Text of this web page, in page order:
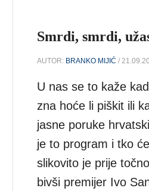
Smrdi, smrdi,
AUTOR: BRANKO MIJIĆ /
U nas se to kaže
zna hoće li piškit ili
jasne poruke
je to program i tko
slikovito je prije
bivši premijer Ivo